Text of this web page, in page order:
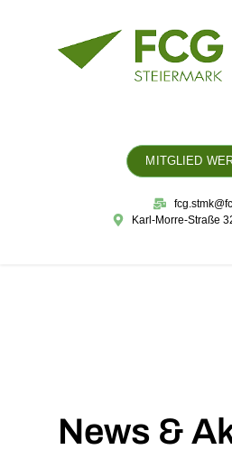
MITGLIED
Karl-Morre-Straße
News &